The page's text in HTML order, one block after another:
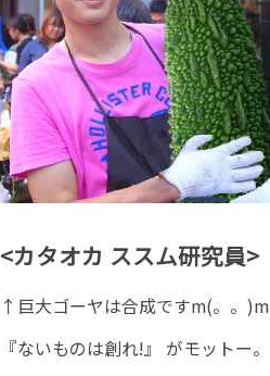
<カタオカ ススム研究員>
↑巨大ゴーヤは合成ですm(。。)m
『ないものは創れ!』 がモットー。